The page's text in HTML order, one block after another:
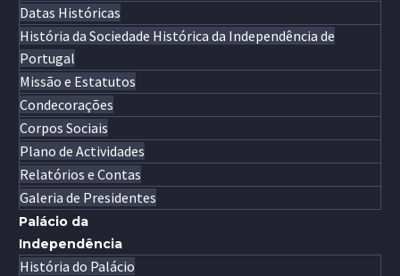
Datas Históricas
História da Sociedade Histórica da Independência de
Portugal
Missão e Estatutos
Condecorações
Corpos Sociais
Plano de Actividades
Relatórios e Contas
Galeria de Presidentes
Palácio da
Independência
História do Palácio